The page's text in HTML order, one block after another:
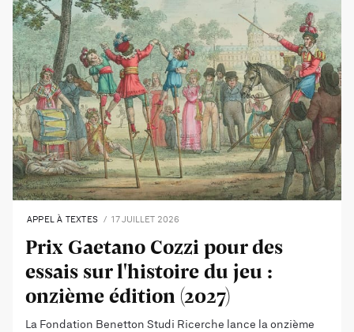
APPEL À TEXTES 17 JUILLET 2026
Prix Gaetano Cozzi pour des
essais sur l'histoire du jeu :
onzième édition (2027)
La Fondation Benetton Studi Ricerche lance la onzième